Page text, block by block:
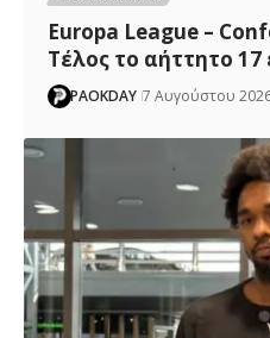
Europa League –
Τέλος το αήττητο
PAOKDAY 7 Αυγούστου